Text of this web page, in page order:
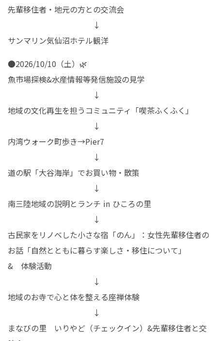
先輩移住者・地元の方との交流会
↓
サンマリン気仙沼ホテル観洋
●2026/10/10（土）🌿
魚市場探検&水産情報等発信施設の見学
↓
地域の文化再生を担うコミュニティ「喫茶ふくふく」
↓
内湾ウォーク町歩き→Pier7
↓
道の駅「大谷海岸」でお買い物・散策
↓
南三陸地域の説明とランチ in ひころの里
↓
古民家をリノベした小さな宿「のん」：女性先輩移住者の
お話「自然とともに暮らす楽しさ・移住について」
&　体験活動
↓
地域のお寺で心と体を整える座禅体験
↓
まなびの里　いりやど（チェックイン）&先輩移住者と交